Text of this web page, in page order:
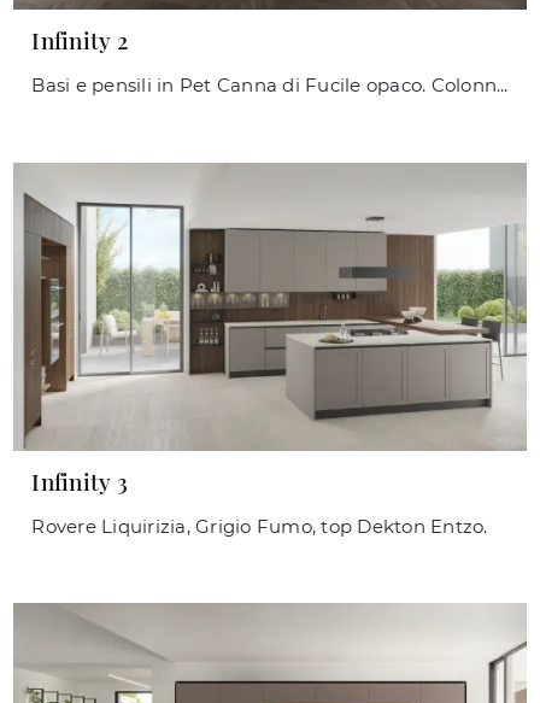
Infinity 2
Basi e pensili in Pet Canna di Fucile opaco. Colonne in Rovere Liquirizia. Top e schienale HPL Travertino.
Infinity 3
Rovere Liquirizia, Grigio Fumo, top Dekton Entzo.